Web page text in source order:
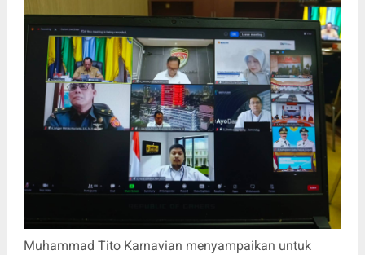
Muhammad Tito Karnavian menyampaikan untuk